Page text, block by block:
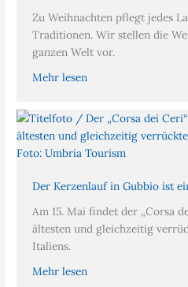
Zu Weihnachten pflegt jedes
Traditionen. Wir stellen die
ganzen Welt vor.
Mehr lesen
Der Kerzenlauf in Gubbio ist
Am 15. Mai findet der „Corsa
ältesten und gleichzeitig
Italiens.
Mehr lesen